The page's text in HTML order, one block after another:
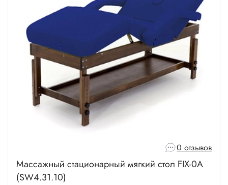
0 отзывов
Массажный стационарный мягкий стол FIX-0A
(SW4.31.10)